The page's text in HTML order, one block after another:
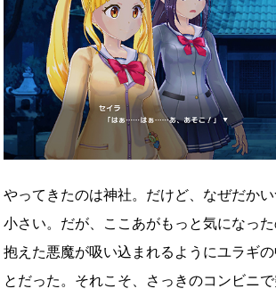
やってきたのは神社。だけど、なぜだか
小さい。だが、ここあがもっと気になっ
抱えた悪魔が吸い込まれるようにユラギ
とだった。それこそ、さっきのコンビニ